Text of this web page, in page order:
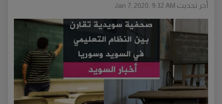
أخر تحديث Jan 7, 2020, 9:32 AM